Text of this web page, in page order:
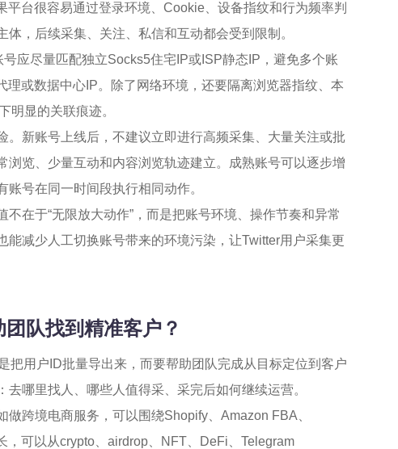
台很容易通过登录环境、Cookie、设备指纹和行为频率判
，后续采集、关注、私信和互动都会受到限制。
应尽量匹配独立Socks5住宅IP或ISP静态IP，避免多个账
或数据中心IP。除了网络环境，还要隔离浏览器指纹、本
明显的关联痕迹。
新账号上线后，不建议立即进行高频采集、大量关注或批
览、少量互动和内容浏览轨迹建立。成熟账号可以逐步增
号在同一时间段执行相同动作。
在于“无限放大动作”，而是把账号环境、操作节奏和异常
减少人工切换账号带来的环境污染，让Twitter用户采集更
队找到精准客户？
把用户ID批量导出来，而要帮助团队完成从目标定位到客户
哪里找人、哪些人值得采、采完后如何继续运营。
跨境电商服务，可以围绕Shopify、Amazon FBA、
可以从crypto、airdrop、NFT、DeFi、Telegram